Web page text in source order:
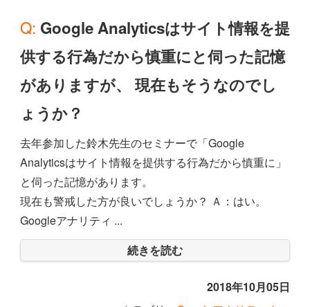
Q: Google Analyticsはサイト情報を提
供する行為だから慎重にと伺った記憶
がありますが、 現在もそうなのでし
ょうか？
去年参加した鈴木先生のセミナーで「Google
Analyticsはサイト情報を提供する行為だから慎重に」
と伺った記憶があります。
現在も警戒した方が良いでしょうか？ Ａ：はい。
Googleアナリティ ...
続きを読む
2018年10月05日